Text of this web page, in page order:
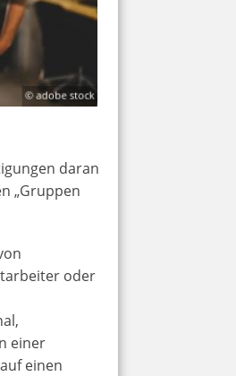
daran
„Gruppen
oder
einer
einen